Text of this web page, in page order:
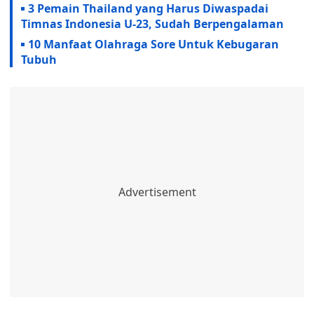
3 Pemain Thailand yang Harus Diwaspadai
Timnas Indonesia U-23, Sudah Berpengalaman
10 Manfaat Olahraga Sore Untuk Kebugaran
Tubuh